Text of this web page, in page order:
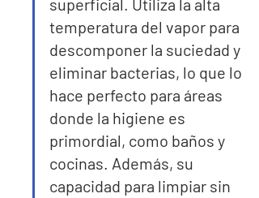
superficial. Utiliza la alta
temperatura del vapor para
descomponer la suciedad y
eliminar bacterias, lo que lo
hace perfecto para áreas
donde la higiene es
primordial, como baños y
cocinas. Además, su
capacidad para limpiar sin